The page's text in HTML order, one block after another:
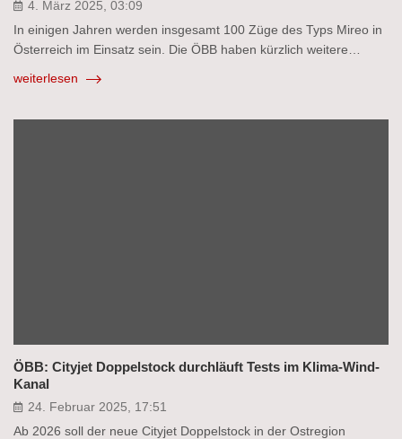
4. März 2025, 03:09
In einigen Jahren werden insgesamt 100 Züge des Typs Mireo in
Österreich im Einsatz sein. Die ÖBB haben kürzlich weitere…
weiterlesen
ÖBB: Cityjet Doppelstock durchläuft Tests im Klima-Wind-
Kanal
24. Februar 2025, 17:51
Ab 2026 soll der neue Cityjet Doppelstock in der Ostregion